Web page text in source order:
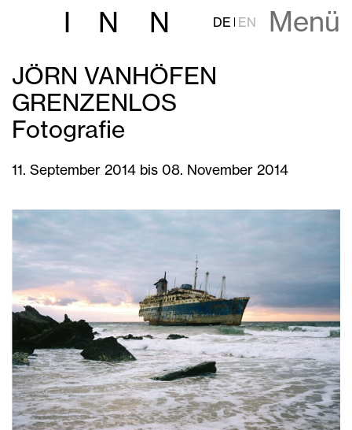
I N N DE EN Menü
JÖRN VANHÖFEN
GRENZENLOS
Fotografie
11. September 2014 bis 08. November 2014